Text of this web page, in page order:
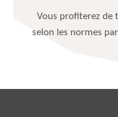
Vous profiterez de
selon les normes